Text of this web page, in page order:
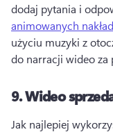
dodaj pytania i
animowanych
użyciu muzyki z
do narracji wideo za
9.Wideo
Jak najlepiej